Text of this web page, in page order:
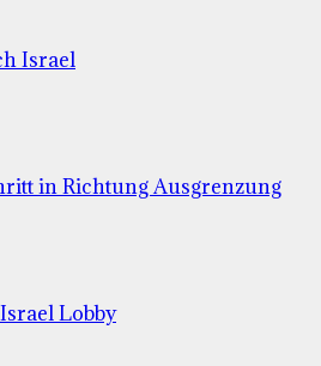
Israel
in Richtung Ausgrenzung
Lobby